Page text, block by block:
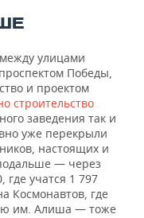
улицами
Победы,
и проектом
строительство
заведения так и
уже перекрыли
настоящих и
— через
учатся 1 797
Космонавтов, где
им. Алиша — тоже